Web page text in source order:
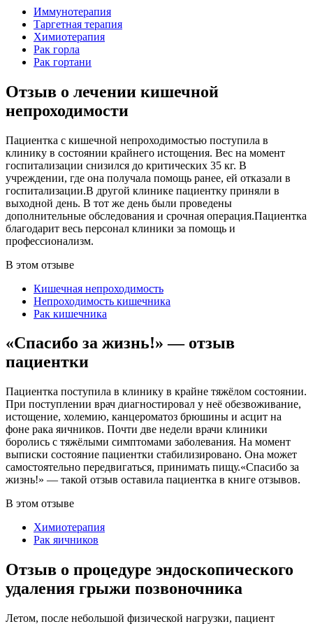
Иммунотерапия
Таргетная терапия
Химиотерапия
Рак горла
Рак гортани
Отзыв о лечении кишечной
непроходимости
Пациентка с кишечной непроходимостью поступила в
клинику в состоянии крайнего истощения. Вес на момент
госпитализации снизился до критических 35 кг. В
учреждении, где она получала помощь ранее, ей отказали в
госпитализации.В другой клинике пациентку приняли в
выходной день. В тот же день были проведены
дополнительные обследования и срочная операция.Пациентка
благодарит весь персонал клиники за помощь и
профессионализм.
В этом отзыве
Кишечная непроходимость
Непроходимость кишечника
Рак кишечника
«Спасибо за жизнь!» — отзыв
пациентки
Пациентка поступила в клинику в крайне тяжёлом состоянии.
При поступлении врач диагностировал у неё обезвоживание,
истощение, холемию, канцероматоз брюшины и асцит на
фоне рака яичников. Почти две недели врачи клиники
боролись с тяжёлыми симптомами заболевания. На момент
выписки состояние пациентки стабилизировано. Она может
самостоятельно передвигаться, принимать пищу.«Спасибо за
жизнь!» — такой отзыв оставила пациентка в книге отзывов.
В этом отзыве
Химиотерапия
Рак яичников
Отзыв о процедуре эндоскопического
удаления грыжи позвоночника
Летом, после небольшой физической нагрузки, пациент